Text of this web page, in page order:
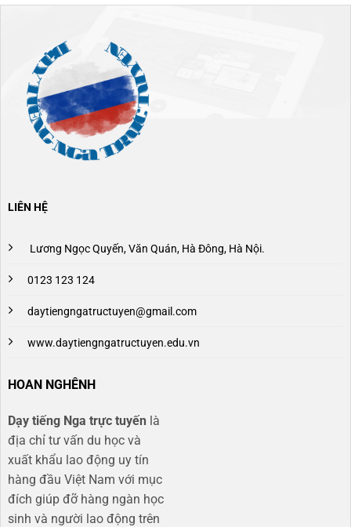
LIÊN HỆ
Lương Ngọc Quyến, Văn Quán, Hà Đông, Hà Nội.
0123 123 124
daytiengngatructuyen@gmail.com
www.daytiengngatructuyen.edu.vn
HOAN NGHÊNH
Dạy tiếng Nga trực tuyến là
địa chỉ tư vấn du học và
xuất khẩu lao động uy tín
hàng đầu Việt Nam với mục
đích giúp đỡ hàng ngàn học
sinh và người lao động trên